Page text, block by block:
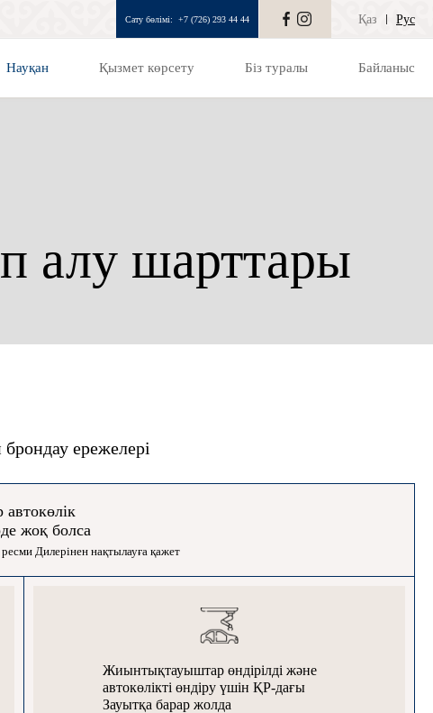
Сату бөлімі: +7 (726) 293 44 44 Қаз Рус
Науқан Қызмет көрсету Біз туралы Байланыс
алу шарттары
ережелері
автокөлік
жоқ болса
Дилерінен нақтылауға қажет
Жиынтықтауыштар өндірілді және
автокөлікті өндіру үшін ҚР-дағы
Зауытқа барар жолда